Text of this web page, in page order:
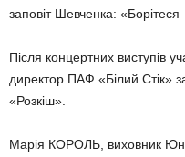
заповіт Шевченка:
Після концертних виступів
директор ПАФ «Білий Стік»
«Розкіш».
Марія КОРОЛЬ, виховник Юн-